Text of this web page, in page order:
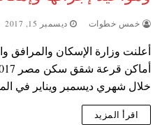
خمس خطوات ديسمبر 15, 2017
أعلنت وزارة الإسكان والمرافق
خلال شهري ديسمبر ويناير في
اقرأ المزيد